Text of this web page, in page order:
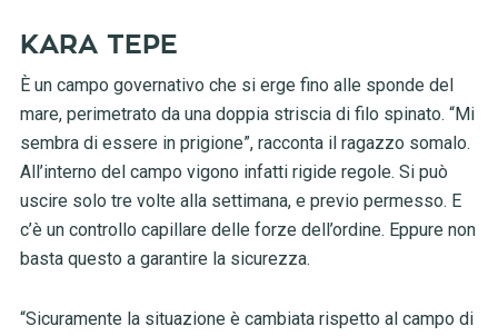
KARA TEPE
È un campo governativo che si erge fino alle sponde del
mare, perimetrato da una doppia striscia di filo spinato. “Mi
sembra di essere in prigione”, racconta il ragazzo somalo.
All’interno del campo vigono infatti rigide regole. Si può
uscire solo tre volte alla settimana, e previo permesso. E
c’è un controllo capillare delle forze dell’ordine. Eppure non
basta questo a garantire la sicurezza.
“Sicuramente la situazione è cambiata rispetto al campo di